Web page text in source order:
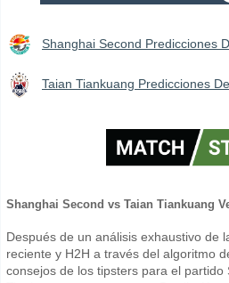
Shanghai Second Predicciones
Taian Tiankuang Predicciones
Shanghai Second vs Taian Tiankuang
Después de un análisis exhaustivo de
reciente y H2H a través del algoritmo
consejos de los tipsters para el partido